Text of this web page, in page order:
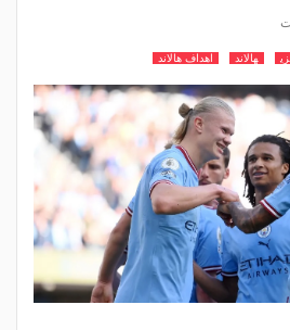
هالاند اهداف هالاند